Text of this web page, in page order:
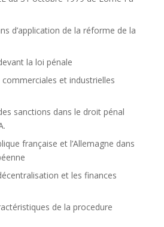
d’application de la réforme de la
la loi pénale
commerciales et industrielles
sanctions dans le droit pénal
française et l’Allemagne dans
et les finances
de la procedure